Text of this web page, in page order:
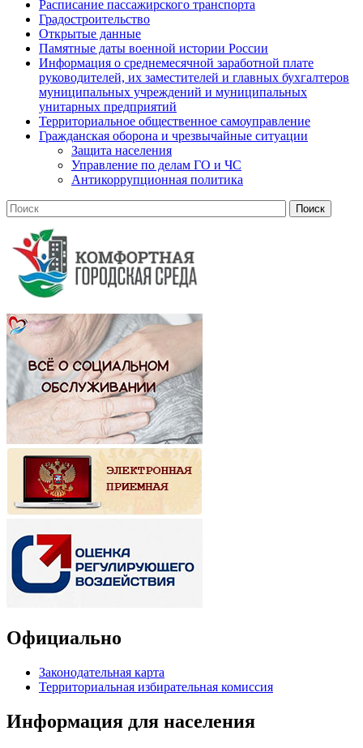
Расписание пассажирского транспорта
Градостроительство
Открытые данные
Памятные даты военной истории России
Информация о среднемесячной заработной плате
руководителей, их заместителей и главных бухгалтеров
муниципальных учреждений и муниципальных
унитарных предприятий
Территориальное общественное самоуправление
Гражданская оборона и чрезвычайные ситуации
Защита населения
Управление по делам ГО и ЧС
Антикоррупционная политика
Официально
Законодательная карта
Территориальная избирательная комиссия
Информация для населения